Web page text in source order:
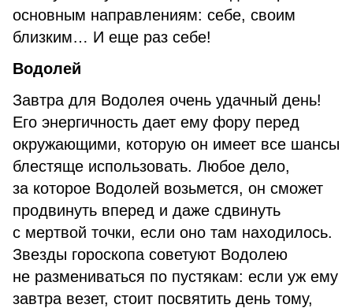
основным направлениям: себе, своим
близким… И еще раз себе!
Водолей
Завтра для Водолея очень удачный день!
Его энергичность дает ему фору перед
окружающими, которую он имеет все шансы
блестяще использовать. Любое дело,
за которое Водолей возьмется, он сможет
продвинуть вперед и даже сдвинуть
с мертвой точки, если оно там находилось.
Звезды гороскопа советуют Водолею
не размениваться по пустякам: если уж ему
завтра везет, стоит посвятить день тому,